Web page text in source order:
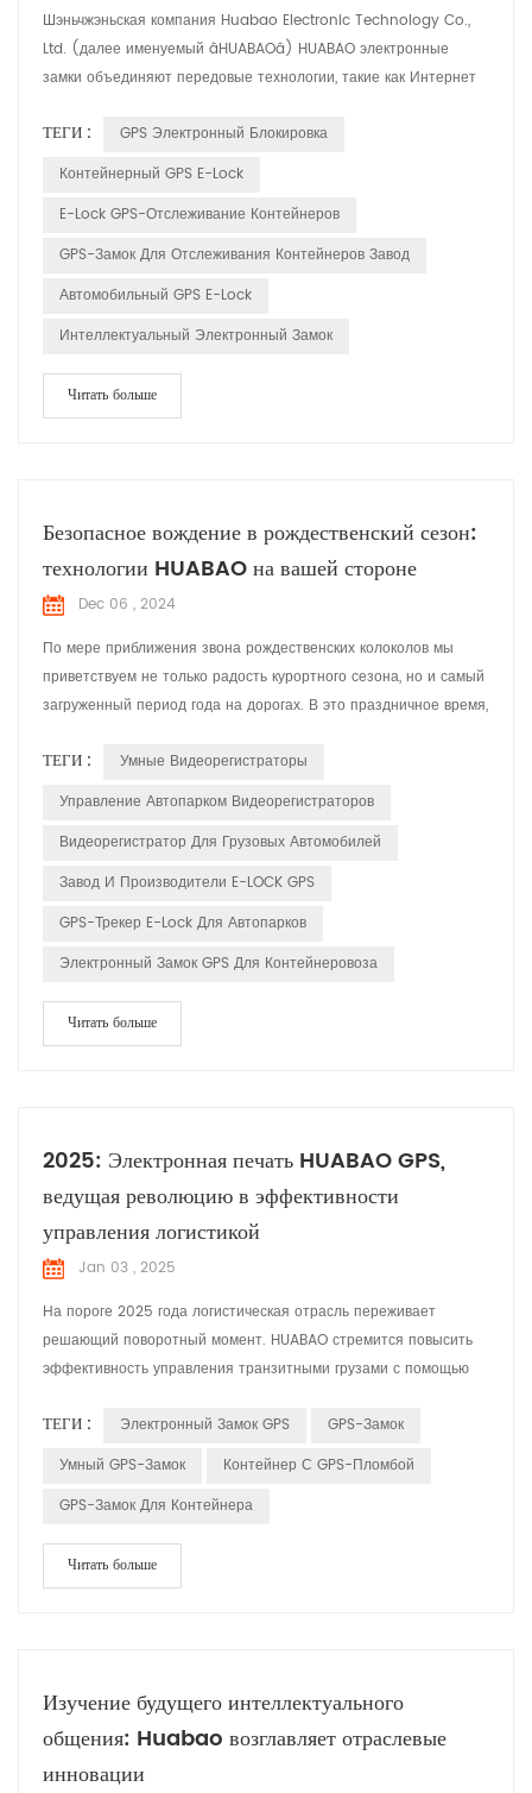
Шэньчжэньская компания Huabao Electronic Technology Co.,
Ltd. (далее именуемый âHUABAOâ) HUABAO электронные
замки объединяют передовые технологии, такие как Интернет
обеспечивающие комплексную безопасность решения для
логистической отрасли. Особенности продукта: 1. Отслеживание
позволяют отс...
ТЕГИ :
GPS Электронный Блокировка
Контейнерный GPS E-Lock
E-Lock GPS-Отслеживание Контейнеров
GPS-Замок Для Отслеживания Контейнеров Завод
Автомобильный GPS E-Lock
Интеллектуальный Электронный Замок
Читать больше
Безопасное вождение в рождественский сезон:
технологии HUABAO на вашей стороне
Dec 06 , 2024
По мере приближения звона рождественских колоколов мы
приветствуем не только радость курортного сезона, но и самый
загруженный период года на дорогах. В это праздничное время,
Technology, ведущий производитель устройств для записи
вождения и устройств GPS-электронной блокировки, стремится
водит...
ТЕГИ :
Умные Видеорегистраторы
Управление Автопарком Видеорегистраторов
Видеорегистратор Для Грузовых Автомобилей
Завод И Производители E-LOCK GPS
GPS-Трекер E-Lock Для Автопарков
Электронный Замок GPS Для Контейнеровоза
Читать больше
2025: Электронная печать HUABAO GPS,
ведущая революцию в эффективности
управления логистикой
Jan 03 , 2025
На пороге 2025 года логистическая отрасль переживает
решающий поворотный момент. HUABAO стремится повысить
эффективность управления транзитными грузами с помощью
считаем, что с помощью интеллектуальных решений мы сможем
значительно повысить безопасность и эффективность
клиентам. Электрон...
ТЕГИ : Электронный Замок GPS
GPS-Замок
Умный GPS-Замок
Контейнер С GPS-Пломбой
GPS-Замок Для Контейнера
Читать больше
Изучение будущего интеллектуального
общения: Huabao возглавляет отраслевые
инновации